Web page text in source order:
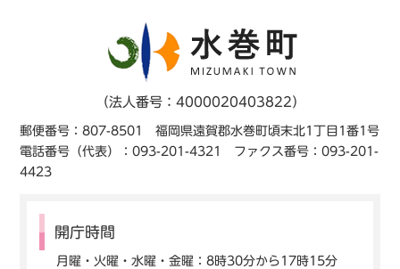
（法人番号：4000020403822）
郵便番号：807-8501 福岡県遠賀郡水巻町頃末北1丁目1番1号
電話番号（代表）：093-201-4321 ファクス番号：093-201-
4423
開庁時間
月曜・火曜・水曜・金曜：8時30分から17時15分